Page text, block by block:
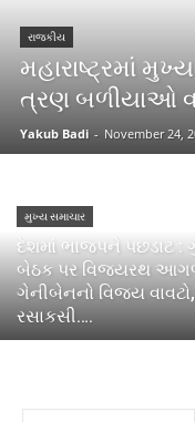
રાજકીય
મહારાષ્ટ્રમાં
ત્રણ બળીયાઓ
Yakub Badi - November 24,
મુખ્ય સમાચાર
દેશમાં ભાજપને પછડાટ :
બેઠક પર વિજયરથ
ગેનીબેનનો વિજય
રસાકસી….